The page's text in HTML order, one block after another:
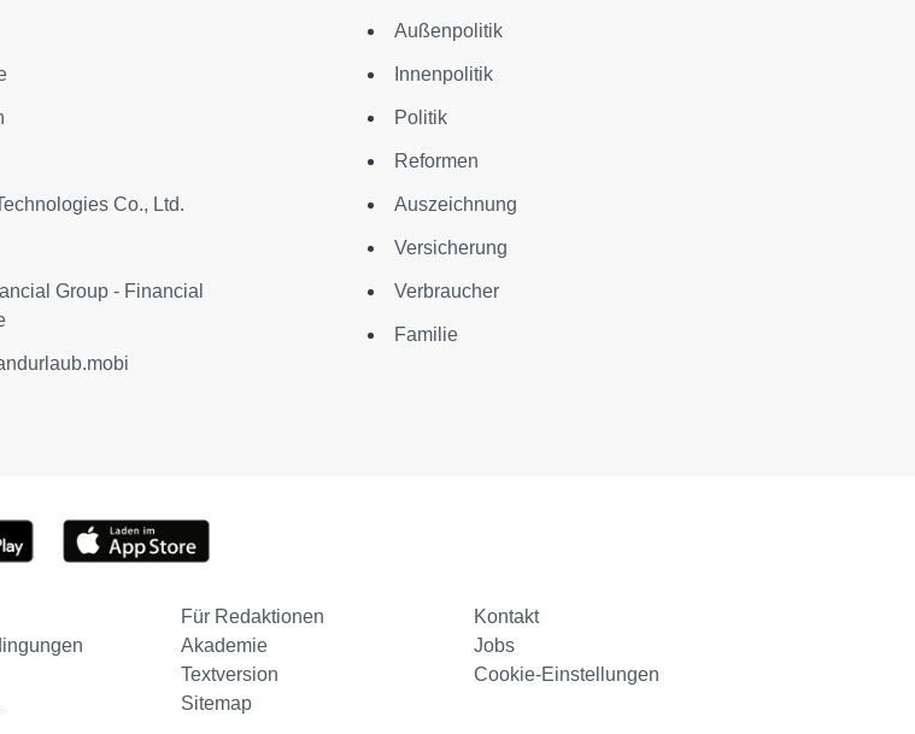
Co., Ltd.
Group - Financial
Außenpolitik
Innenpolitik
Politik
Reformen
Auszeichnung
Versicherung
Verbraucher
Familie
Für Redaktionen
Kontakt
Akademie
Jobs
Textversion
Cookie-Einstellungen
Sitemap